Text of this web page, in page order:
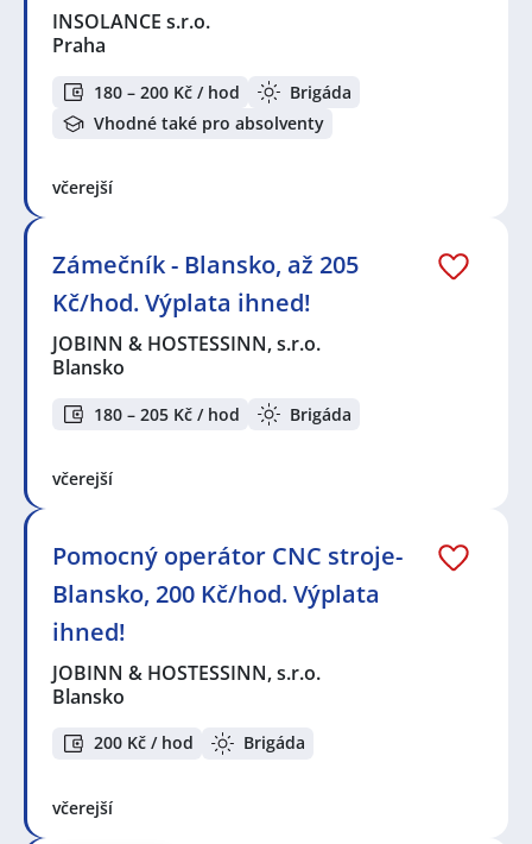
INSOLANCE s.r.o.
Praha
180 – 200 Kč / hod
Brigáda
Vhodné také pro absolventy
včerejší
Zámečník - Blansko, až 205
Kč/hod. Výplata ihned!
JOBINN & HOSTESSINN, s.r.o.
Blansko
180 – 205 Kč / hod Brigáda
včerejší
Pomocný operátor CNC stroje-
Blansko, 200 Kč/hod. Výplata
ihned!
JOBINN & HOSTESSINN, s.r.o.
Blansko
200 Kč / hod Brigáda
včerejší